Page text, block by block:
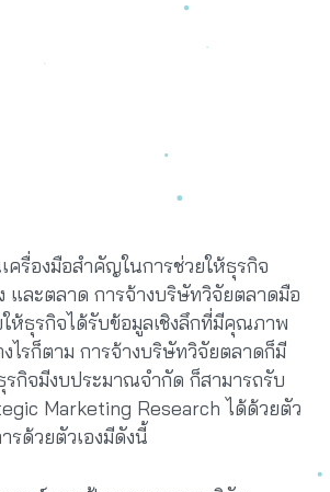
ครื่องมือสำคัญในการช่วยให้ธุรกิจ
และตลาด การจ้างบริษัทวิจัยตลาดมือ
ห้ธุรกิจได้รับข้อมูลเชิงลึกที่มีคุณภาพ
ไรก็ตาม การจ้างบริษัทวิจัยตลาดก็มี
รกิจมีงบประมาณจำกัด ก็สามารถรับ
Marketing Research ได้ด้วยตัว
รด้วยตัวเองมีดังนี้